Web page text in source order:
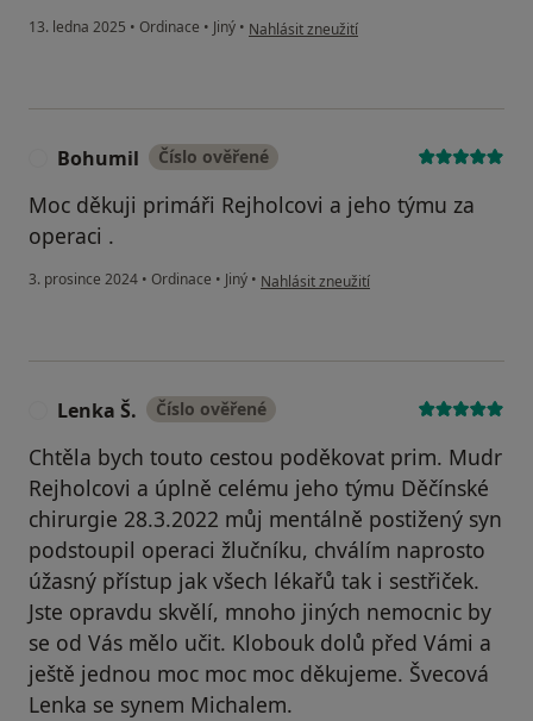
13. ledna 2025 • Ordinace • Jiný • podle názoru uživatele V. Zahradníková
Nahlásit zneužití
Bohumil Číslo ověřené
Moc děkuji primáři Rejholcovi a jeho týmu za
operaci .
3. prosince 2024 • Ordinace • Jiný • podle názoru uživatele Bohumil
Nahlásit zneužití
Lenka Š. Číslo ověřené
Chtěla bych touto cestou poděkovat prim. Mudr
Rejholcovi a úplně celému jeho týmu Děčínské
chirurgie 28.3.2022 můj mentálně postižený syn
podstoupil operaci žlučníku, chválím naprosto
úžasný přístup jak všech lékařů tak i sestřiček.
Jste opravdu skvělí, mnoho jiných nemocnic by
se od Vás mělo učit. Klobouk dolů před Vámi a
ještě jednou moc moc moc děkujeme. Švecová
Lenka se synem Michalem.